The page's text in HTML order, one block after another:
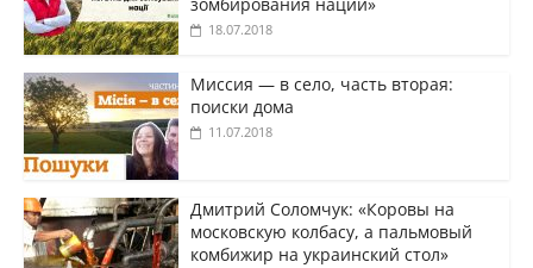
18.07.2018
Миссия — в село, часть вторая:
поиски дома
11.07.2018
Дмитрий Соломчук: «Коровы на
московскую колбасу, а пальмовый
комбижир на украинский стол»